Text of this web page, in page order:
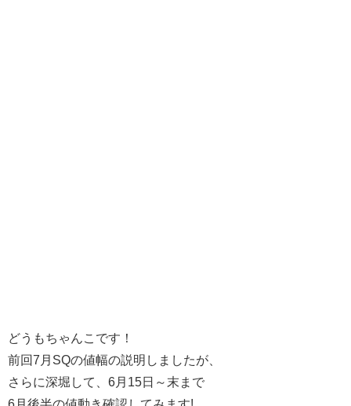
どうもちゃんこです！
前回7月SQの値幅の説明しましたが、
さらに深堀して、6月15日～末まで